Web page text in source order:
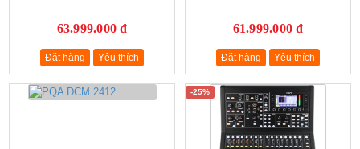
63.999.000 đ
Đặt hàng Yêu thích
61.999.000 đ
Đặt hàng Yêu thích
-25%